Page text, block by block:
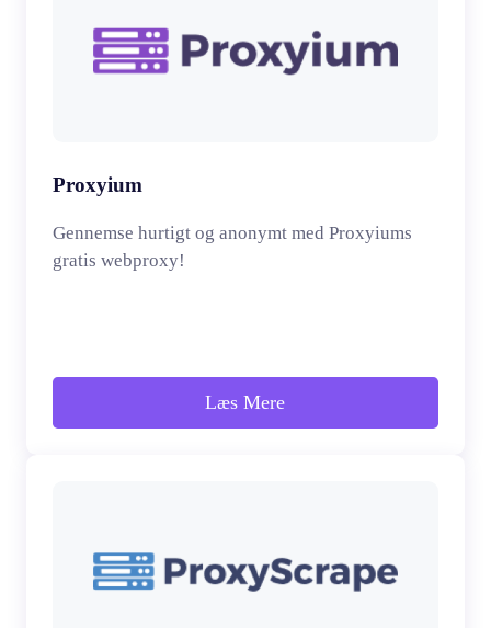
Proxyium
Gennemse hurtigt og anonymt med Proxyiums
gratis webproxy!
Læs Mere